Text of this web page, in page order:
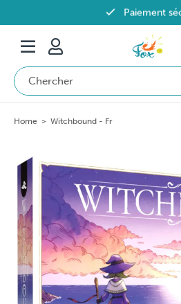
Paiement
Livraison offerte dès
Home > Witchbound - Fr